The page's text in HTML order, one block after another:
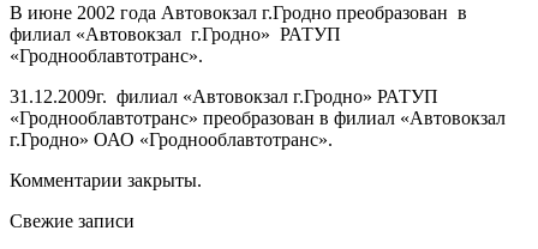
В июне 2002 года Автовокзал г.Гродно преобразован в
филиал «Автовокзал г.Гродно» РАТУП
«Гроднооблавтотранс».
31.12.2009г. филиал «Автовокзал г.Гродно» РАТУП
«Гроднооблавтотранс» преобразован в филиал «Автовокзал
г.Гродно» ОАО «Гроднооблавтотранс».
Комментарии закрыты.
Свежие записи